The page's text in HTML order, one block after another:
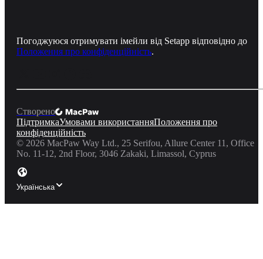
Погоджуюся отримувати імейли від Setapp відповідно до
Положення про конфіденційність.
Створено
ПідтримкаУмовами використанняПоложення про
конфіденційність
© 2026 MacPaw Way Ltd., 25 Serifou, Allure Center 11, Office
No. 11-12, 2nd Floor, 3046 Zakaki, Limassol, Cyprus
Українська